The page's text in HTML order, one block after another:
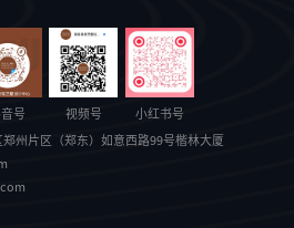
号 视频号 小红书号
州片区（郑东）如意西路99号楷林大厦